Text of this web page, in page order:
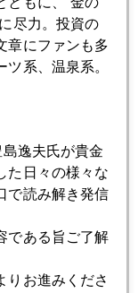
尽力。投資の
章にファンも多
系、温泉系。
逸夫氏が貴金
た日々の様々な
で読み解き発信
である旨ご了解
りお進みくださ